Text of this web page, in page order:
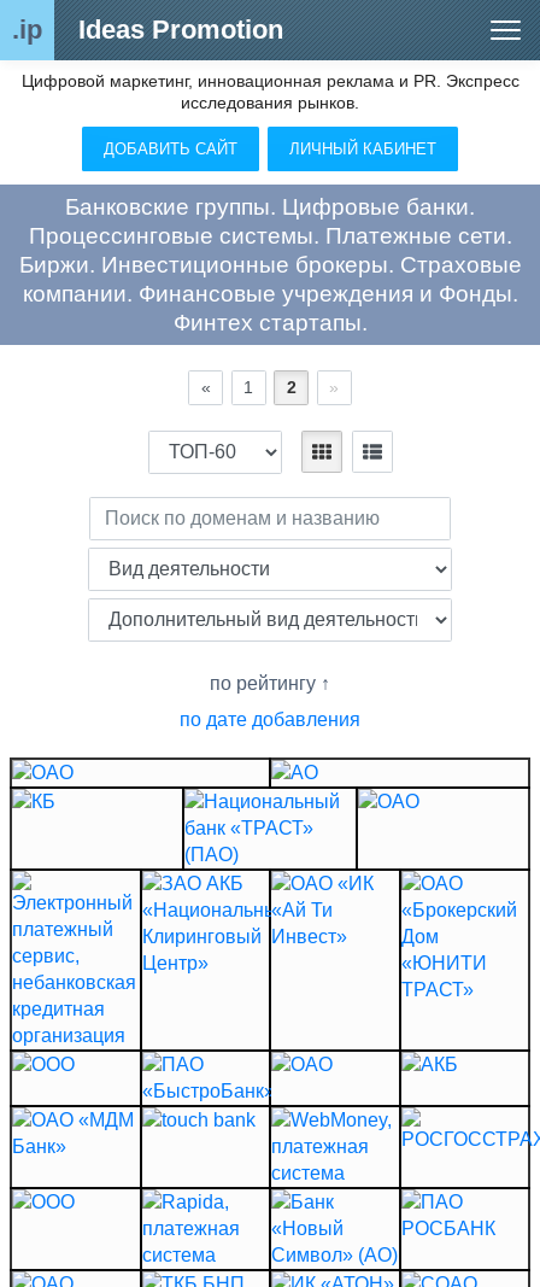
.ip Ideas Promotion
Сегменты рынка
Цифровой ремаркетинг (анализ рынка)
Видео
О нас
Цифровой маркетинг, инновационная реклама и PR. Экспресс
исследования рынков.
ДОБАВИТЬ САЙТ ЛИЧНЫЙ КАБИНЕТ
Банковские группы. Цифровые банки.
Процессинговые системы. Платежные сети.
Биржи. Инвестиционные брокеры. Страховые
компании. Финансовые учреждения и Фонды.
Финтех стартапы.
« 1 2 »
по рейтингу
по дате добавления